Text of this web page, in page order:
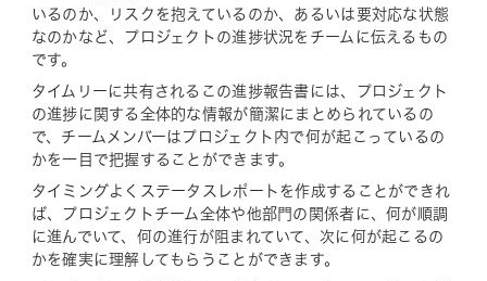
いるのか、リスクを抱えているのか、あるいは要対応な状態
なのかなど、プロジェクトの進捗状況をチームに伝えるもの
です。
タイムリーに共有されるこの進捗報告書には、プロジェクト
の進捗に関する全体的な情報が簡潔にまとめられているの
で、チームメンバーはプロジェクト内で何が起こっているの
かを一目で把握することができます。
タイミングよくステータスレポートを作成することができれ
ば、プロジェクトチーム全体や他部門の関係者に、何が順調
に進んでいて、何の進行が阻まれていて、次に何が起こるの
かを確実に理解してもらうことができます。